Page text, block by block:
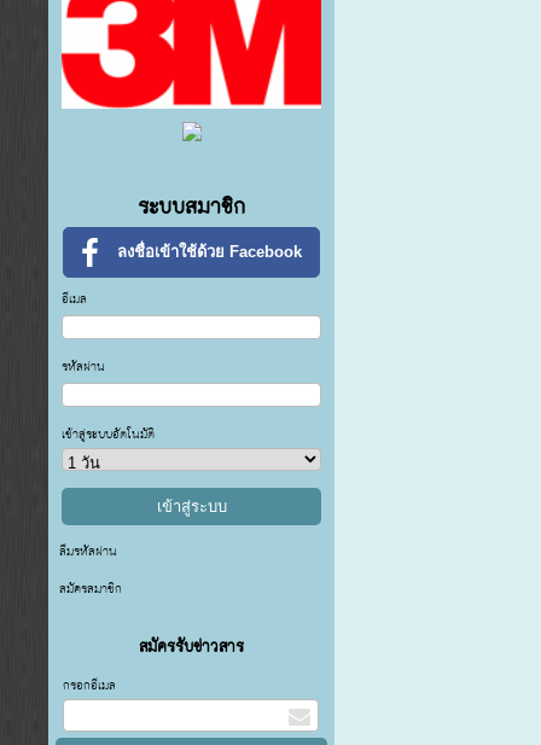
ระบบสมาชิก
ลงชื่อเข้าใช้ด้วย Facebook
อีเมล
รหัสผ่าน
เข้าสู่ระบบอัตโนมัติ
ลืมรหัสผ่าน
สมัครสมาชิก
สมัครรับข่าวสาร
กรอกอีเมล